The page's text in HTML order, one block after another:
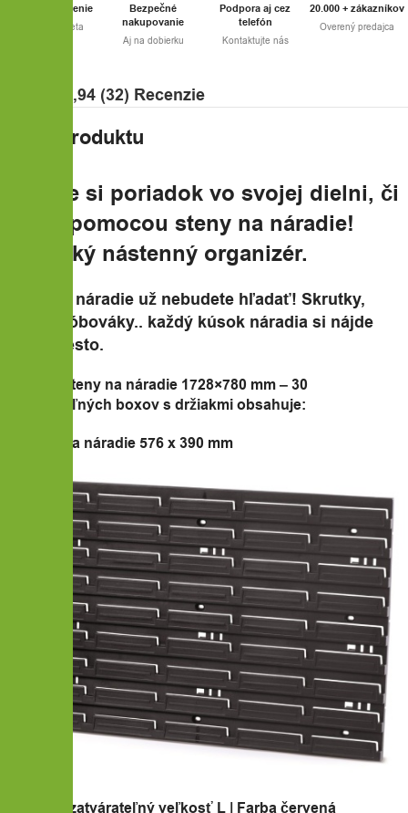
Rýchle doručenie
GLS a Packeta
Bezpečné
nakupovanie
Aj na dobierku
Podpora aj cez
telefón
Kontaktujte nás
20.000 + zákazníkov
Overený predajca
⭐⭐⭐⭐⭐ 4,94 (32) Recenzie
Popis produktu
Spravte si poriadok vo svojej dielni, či
gáraži pomocou steny na náradie!
Praktický nástenný organizér.
Potrebné náradie už nebudete hľadať! Skrutky,
šróby, šróbováky.. každý kúsok náradia si nájde
svoje miesto.
Zostava steny na náradie 1728×780 mm – 30
uzatvárateľných boxov s držiakmi obsahuje:
6x Panel na náradie 576 x 390 mm
10x Box uzatvárateľný veľkosť L | Farba červená